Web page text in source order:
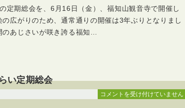
文）
十
箇
度
定
は
定期総会を、6月16日（金）、福知山観音寺で開催し
広がりのため、通常通りの開催は3年ぶりとなりまし
あじさいが咲き誇る福知…
い定期総会
2021NPO
コメントを受け付けていません